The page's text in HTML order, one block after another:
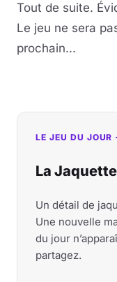
Tout de suite.
Le jeu ne sera
prochain...
LE JEU DU JOUR
La
Un détail de
Une nouvelle
du jour
partagez.